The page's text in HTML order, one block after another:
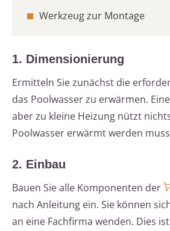
Werkzeug zur Montage
1. Dimensionierung
Ermitteln Sie zunächst die
das Poolwasser zu erwärmen.
aber zu kleine Heizung nützt
Poolwasser erwärmt werden
2. Einbau
Bauen Sie alle Komponenten der
nach Anleitung ein. Sie können
an eine Fachfirma wenden. Dies